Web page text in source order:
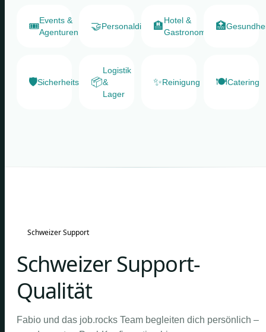
🎟️Events &
Agenturen
🤝Personaldienstleister
🏨Hotel &
Gastronomie
🏥
🛡️Sicherheitsdienste
📦
Logistik
&
Lager
✨Reinigung 🍽️Catering
Schweizer Support
Schweizer Support-
Qualität
Fabio und das job.rocks Team begleiten dich persönlich –